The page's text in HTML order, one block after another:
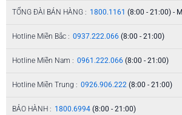
TỔNG ĐÀI BÁN HÀNG : 1800.1161 (8:00 - 21:00) -
Hotline Miền Bắc : 0937.222.066 (8:00 - 21:00)
Hotline Miền Nam : 0961.222.066 (8:00 - 21:00)
Hotline Miền Trung : 0926.906.222 (8:00 - 21:00)
BẢO HÀNH : 1800.6994 (8:00 - 21:00)